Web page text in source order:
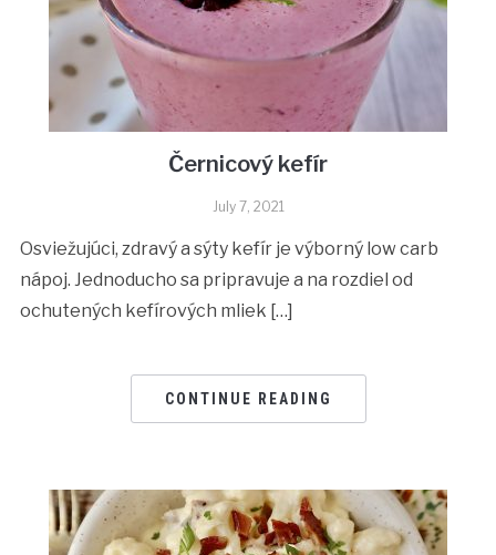
Černicový kefír
July 7, 2021
Osviežujúci, zdravý a sýty kefír je výborný low carb
nápoj. Jednoducho sa pripravuje a na rozdiel od
ochutených kefírových mliek […]
CONTINUE READING